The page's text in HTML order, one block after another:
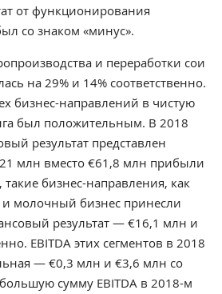
от функционирования
со знаком «минус».
и переработки сои
на 29% и 14% соответственно.
бизнес-направлений в чистую
был положительным. В 2018
результат представлен
млн вместо €61,8 млн прибыли
бизнес-направления, как
и молочный бизнес принесли
результат — €16,1 млн и
EBITDA этих сегментов в 2018
— €0,3 млн и €3,6 млн со
сумму EBITDA в 2018-м